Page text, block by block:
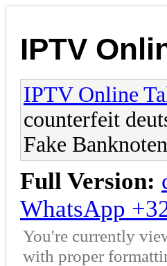
IPTV
IPTV Online
counterfeit
Fake Banknoten
Full Version:
WhatsApp
You're currently
with proper